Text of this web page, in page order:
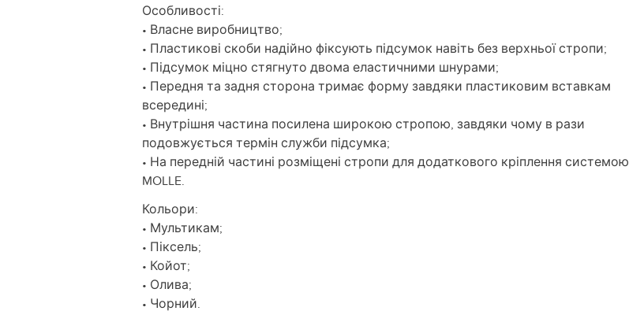
Особливості:
• Власне виробництво;
• Пластикові скоби надійно фіксують підсумок навіть без верхньої стропи;
• Підсумок міцно стягнуто двома еластичними шнурами;
• Передня та задня сторона тримає форму завдяки пластиковим вставкам
всередині;
• Внутрішня частина посилена широкою стропою, завдяки чому в рази
подовжується термін служби підсумка;
• На передній частині розміщені стропи для додаткового кріплення системою
MOLLE.
Кольори:
• Мультикам;
• Піксель;
• Койот;
• Олива;
• Чорний.